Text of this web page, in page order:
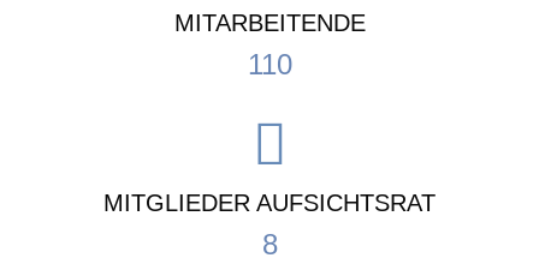
MITARBEITENDE
110
MITGLIEDER AUFSICHTSRAT
8